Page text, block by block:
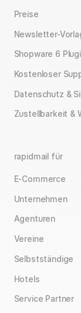
Preise
Newsletter-
Shopware 6
Kostenloser
Datenschutz &
Zustellbarkeit &
rapidmail für
E-Commerce
Unternehmen
Agenturen
Vereine
Selbstständige
Hotels
Service Partner